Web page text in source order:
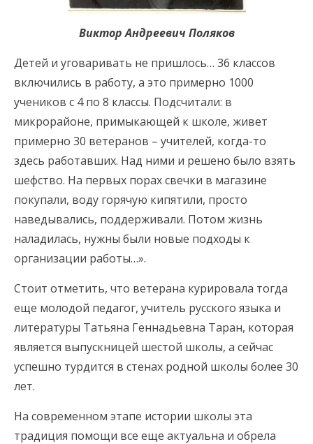
Виктор Андреевич Поляков
Детей и уговаривать не пришлось… 36 классов
включились в работу, а это примерно 1000
учеников с 4 по 8 классы. Подсчитали: в
микрорайоне, примыкающей к школе, живет
примерно 30 ветеранов – учителей, когда-то
здесь работавших. Над ними и решено было взять
шефство. На первых порах свечки в магазине
покупали, воду горячую кипятили, просто
наведывались, поддерживали. Потом жизнь
наладилась, нужны были новые подходы к
организации работы…».
Стоит отметить, что ветерана курировала тогда
еще молодой педагог, учитель русского языка и
литературы Татьяна Геннадьевна Таран, которая
является выпускницей шестой школы, а сейчас
успешно турдится в стенах родной школы более 30
лет.
На современном этапе истории школы эта
традиция помощи все еще актуальна и обрела